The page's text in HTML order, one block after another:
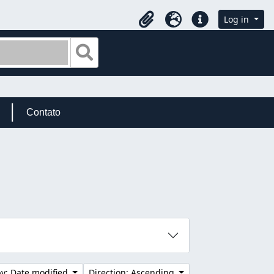
ClipboardLanguageQuick linksLog in
Contato